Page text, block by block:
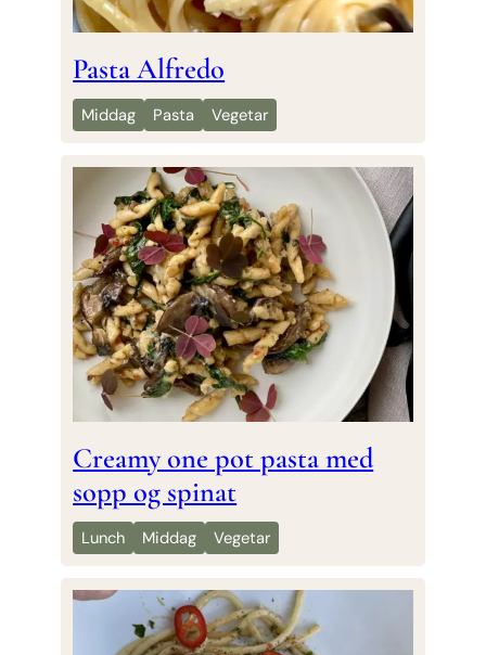
Pasta Alfredo
Middag Pasta Vegetar
Creamy one pot pasta med
sopp og spinat
Lunch Middag Vegetar